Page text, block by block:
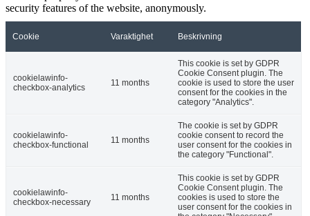
Privacy Overview
This website uses cookies to improve your experience while you
categorized as necessary are stored on your browser as they are
essential for the working of basic functionalities of the website. We
also use third-party cookies that help us analyze and understand how
you use this website. These cookies will be stored in your browser
only with your consent. You also have the option to opt-out of these
cookies. But opting out of some of these cookies may affect your
browsing experience.
Necessary
Necessary cookies are absolutely essential for the website to
function properly. These cookies ensure basic functionalities and
security features of the website, anonymously.